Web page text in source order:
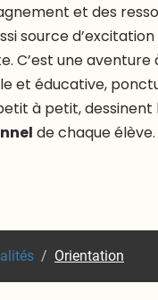
et des
source
C’est une aventure
et éducative,
à petit, dessinent
de chaque élève.
/ Orientation